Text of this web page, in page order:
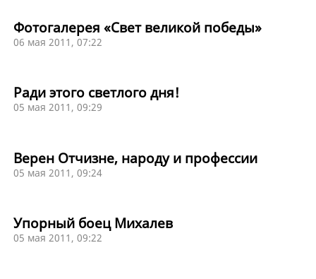
Фотогалерея «Свет великой победы»
06 мая 2011, 07:22
Ради этого светлого дня!
05 мая 2011, 09:29
Верен Отчизне, народу и профессии
05 мая 2011, 09:24
Упорный боец Михалев
05 мая 2011, 09:22